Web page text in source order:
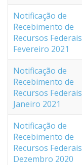
Notificação de
Recebimento de
Recursos Federais
Fevereiro 2021
Notificação de
Recebimento de
Recursos Federais
Janeiro 2021
Notificação de
Recebimento de
Recursos Federais
Dezembro 2020